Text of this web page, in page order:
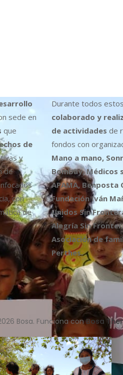
sede en
que
de
y
de
con
de
Durante todos
colaborado y
de actividades de
fondos con
Mano a mano,
Bombay, Médicos
APAMA, Benposta
Fundación Iván
Unidos Sin
Alegría Sin
Asociación de
Perthes.
Bosa. Funciona conBosa